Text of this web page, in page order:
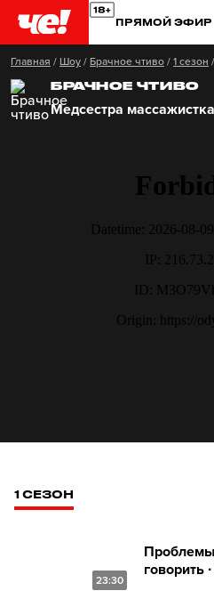
ПРЯМОЙ ЭФИР
Главная / Шоу / Брачное чтиво / 1 сезон /
БРАЧНОЕ ЧТИВО
Медсестра массажистка
1 СЕЗОН
23:30
говорить